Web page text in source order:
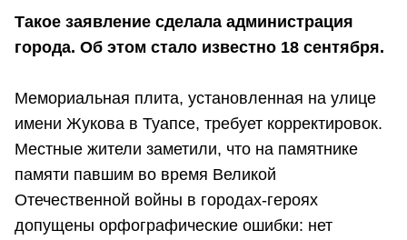
Такое заявление сделала администрация
города. Об этом стало известно 18 сентября.
Мемориальная плита, установленная на улице
имени Жукова в Туапсе, требует корректировок.
Местные жители заметили, что на памятнике
памяти павшим во время Великой
Отечественной войны в городах-героях
допущены орфографические ошибки: нет